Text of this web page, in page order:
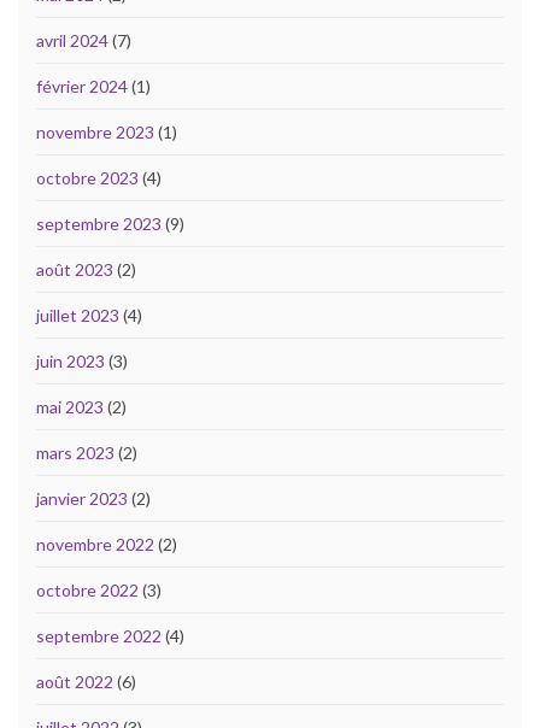
avril 2024(7)
février 2024(1)
novembre 2023 (1)
octobre 2023 (4)
septembre 2023 (9)
août 2023 (2)
juillet 2023 (4)
juin 2023 (3)
mai 2023 (2)
mars 2023 (2)
janvier 2023 (2)
novembre 2022 (2)
octobre 2022 (3)
septembre 2022 (4)
août 2022 (6)